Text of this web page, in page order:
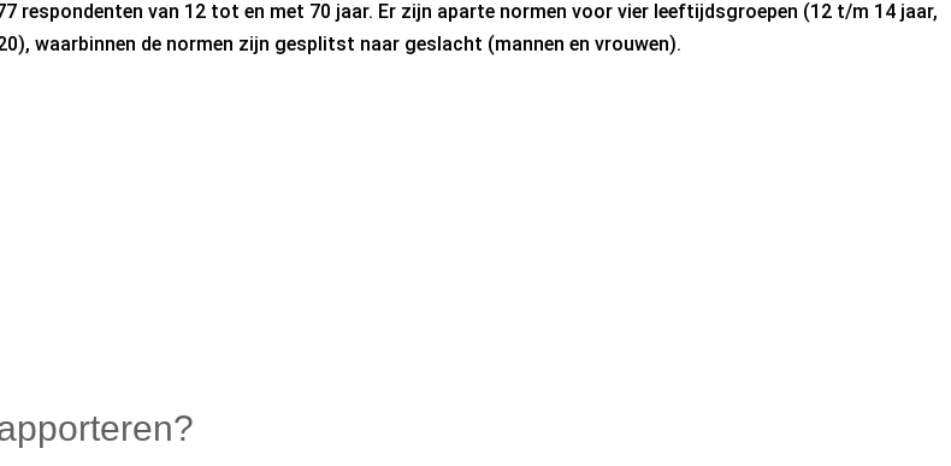
respondenten van 12 tot en met 70 jaar. Er zijn aparte normen voor vier leeftijdsgroepen (12 t/m 14 jaar,
waarbinnen de normen zijn gesplitst naar geslacht (mannen en vrouwen).